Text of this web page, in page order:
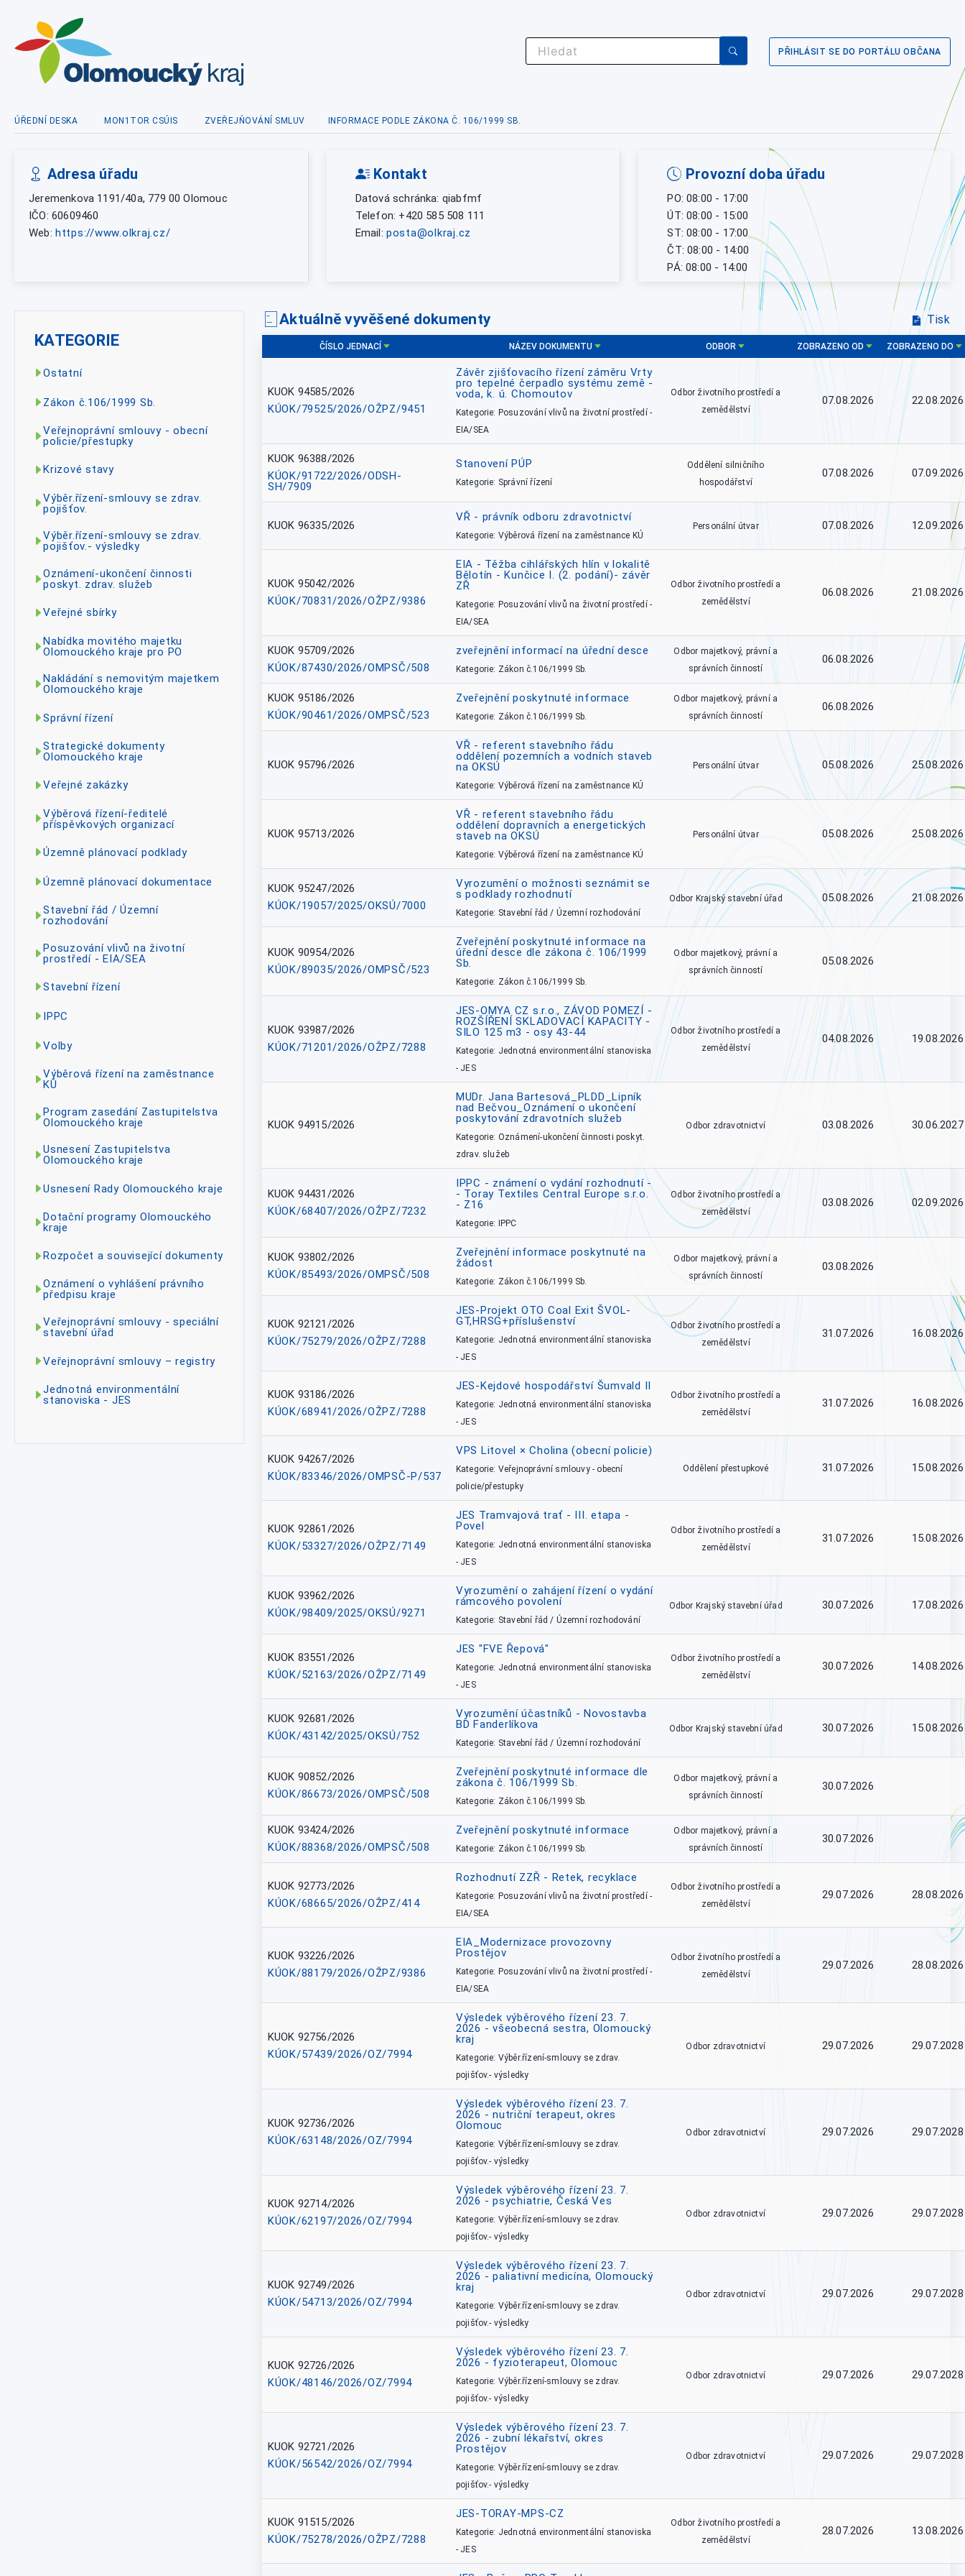
PŘIHLÁSIT SE DO PORTÁLU OBČANA
ÚŘEDNÍ DESKA MON1TOR CSÚIS ZVEŘEJŇOVÁNÍ SMLUV INFORMACE PODLE ZÁKONA Č. 106/1999 SB.
Adresa úřadu
Jeremenkova 1191/40a, 779 00 Olomouc
IČO: 60609460
Web: https://www.olkraj.cz/
Kontakt
Datová schránka: qiabfmf
Telefon: +420 585 508 111
Email: posta@olkraj.cz
Provozní doba úřadu
PO: 08:00 - 17:00
ÚT: 08:00 - 15:00
ST: 08:00 - 17:00
ČT: 08:00 - 14:00
PÁ: 08:00 - 14:00
KATEGORIE
Ostatní
Zákon č.106/1999 Sb.
Veřejnoprávní smlouvy - obecní
policie/přestupky
Krizové stavy
Výběr.řízení-smlouvy se zdrav.
pojišťov.
Výběr.řízení-smlouvy se zdrav.
pojišťov.- výsledky
Oznámení-ukončení činnosti
poskyt. zdrav. služeb
Veřejné sbírky
Nabídka movitého majetku
Olomouckého kraje pro PO
Nakládání s nemovitým majetkem
Olomouckého kraje
Správní řízení
Strategické dokumenty
Olomouckého kraje
Veřejné zakázky
Výběrová řízení-ředitelé
příspěvkových organizací
Územně plánovací podklady
Územně plánovací dokumentace
Stavební řád / Územní
rozhodování
Posuzování vlivů na životní
prostředí - EIA/SEA
Stavební řízení
IPPC
Volby
Výběrová řízení na zaměstnance
KÚ
Program zasedání Zastupitelstva
Olomouckého kraje
Usnesení Zastupitelstva
Olomouckého kraje
Usnesení Rady Olomouckého kraje
Dotační programy Olomouckého
kraje
Rozpočet a související dokumenty
Oznámení o vyhlášení právního
předpisu kraje
Veřejnoprávní smlouvy - speciální
stavební úřad
Veřejnoprávní smlouvy – registry
Jednotná environmentální
stanoviska - JES
Aktuálně vyvěšené dokumenty Tisk
ČÍSLO JEDNACÍ NÁZEV DOKUMENTU ODBOR ZOBRAZENO OD ZOBRAZENO DO
KUOK 94585/2026
KÚOK/79525/2026/OŽPZ/9451
Závěr zjišťovacího řízení záměru Vrty
pro tepelné čerpadlo systému země -
voda, k. ú. Chomoutov
Kategorie: Posuzování vlivů na životní prostředí -
EIA/SEA
Odbor životního prostředí a
zemědělství
07.08.2026 22.08.2026
KUOK 96388/2026
KÚOK/91722/2026/ODSH-
SH/7909
Stanovení PÚP
Kategorie: Správní řízení
Oddělení silničního
hospodářství
07.08.2026 07.09.2026
KUOK 96335/2026
VŘ - právník odboru zdravotnictví
Kategorie: Výběrová řízení na zaměstnance KÚ
Personální útvar 07.08.2026 12.09.2026
KUOK 95042/2026
KÚOK/70831/2026/OŽPZ/9386
EIA - Těžba cihlářských hlín v lokalitě
Bělotín - Kunčice I. (2. podání)- závěr
ZŘ
Kategorie: Posuzování vlivů na životní prostředí -
EIA/SEA
Odbor životního prostředí a
zemědělství
06.08.2026 21.08.2026
KUOK 95709/2026
KÚOK/87430/2026/OMPSČ/508
zveřejnění informací na úřední desce
Kategorie: Zákon č.106/1999 Sb.
Odbor majetkový, právní a
správních činností
06.08.2026
KUOK 95186/2026
KÚOK/90461/2026/OMPSČ/523
Zveřejnění poskytnuté informace
Kategorie: Zákon č.106/1999 Sb.
Odbor majetkový, právní a
správních činností
06.08.2026
KUOK 95796/2026
VŘ - referent stavebního řádu
oddělení pozemních a vodních staveb
na OKSÚ
Kategorie: Výběrová řízení na zaměstnance KÚ
Personální útvar 05.08.2026 25.08.2026
KUOK 95713/2026
VŘ - referent stavebního řádu
oddělení dopravních a energetických
staveb na OKSÚ
Kategorie: Výběrová řízení na zaměstnance KÚ
Personální útvar 05.08.2026 25.08.2026
KUOK 95247/2026
KÚOK/19057/2025/OKSÚ/7000
Vyrozumění o možnosti seznámit se
s podklady rozhodnutí
Kategorie: Stavební řád / Územní rozhodování
Odbor Krajský stavební úřad 05.08.2026 21.08.2026
KUOK 90954/2026
KÚOK/89035/2026/OMPSČ/523
Zveřejnění poskytnuté informace na
úřední desce dle zákona č. 106/1999
Sb.
Kategorie: Zákon č.106/1999 Sb.
Odbor majetkový, právní a
správních činností
05.08.2026
KUOK 93987/2026
KÚOK/71201/2026/OŽPZ/7288
JES-OMYA CZ s.r.o., ZÁVOD POMEZÍ -
ROZŠÍŘENÍ SKLADOVACÍ KAPACITY -
SILO 125 m3 - osy 43-44
Kategorie: Jednotná environmentální stanoviska
- JES
Odbor životního prostředí a
zemědělství
04.08.2026 19.08.2026
KUOK 94915/2026
MUDr. Jana Bartesová_PLDD_Lipník
nad Bečvou_Oznámení o ukončení
poskytování zdravotních služeb
Kategorie: Oznámení-ukončení činnosti poskyt.
zdrav. služeb
Odbor zdravotnictví 03.08.2026 30.06.2027
KUOK 94431/2026
KÚOK/68407/2026/OŽPZ/7232
IPPC - známení o vydání rozhodnutí -
- Toray Textiles Central Europe s.r.o.
- Z16
Kategorie: IPPC
Odbor životního prostředí a
zemědělství
03.08.2026 02.09.2026
KUOK 93802/2026
KÚOK/85493/2026/OMPSČ/508
Zveřejnění informace poskytnuté na
žádost
Kategorie: Zákon č.106/1999 Sb.
Odbor majetkový, právní a
správních činností
03.08.2026
KUOK 92121/2026
KÚOK/75279/2026/OŽPZ/7288
JES-Projekt OTO Coal Exit ŠVOL-
GT,HRSG+příslušenství
Kategorie: Jednotná environmentální stanoviska
- JES
Odbor životního prostředí a
zemědělství
31.07.2026 16.08.2026
KUOK 93186/2026
KÚOK/68941/2026/OŽPZ/7288
JES-Kejdové hospodářství Šumvald II
Kategorie: Jednotná environmentální stanoviska
- JES
Odbor životního prostředí a
zemědělství
31.07.2026 16.08.2026
KUOK 94267/2026
KÚOK/83346/2026/OMPSČ-P/537
VPS Litovel × Cholina (obecní policie)
Kategorie: Veřejnoprávní smlouvy - obecní
policie/přestupky
Oddělení přestupkové 31.07.2026 15.08.2026
KUOK 92861/2026
KÚOK/53327/2026/OŽPZ/7149
JES Tramvajová trať - III. etapa -
Povel
Kategorie: Jednotná environmentální stanoviska
- JES
Odbor životního prostředí a
zemědělství
31.07.2026 15.08.2026
KUOK 93962/2026
KÚOK/98409/2025/OKSÚ/9271
Vyrozumění o zahájení řízení o vydání
rámcového povolení
Kategorie: Stavební řád / Územní rozhodování
Odbor Krajský stavební úřad 30.07.2026 17.08.2026
KUOK 83551/2026
KÚOK/52163/2026/OŽPZ/7149
JES "FVE Řepová"
Kategorie: Jednotná environmentální stanoviska
- JES
Odbor životního prostředí a
zemědělství
30.07.2026 14.08.2026
KUOK 92681/2026
KÚOK/43142/2025/OKSÚ/752
Vyrozumění účastníků - Novostavba
BD Fanderlíkova
Kategorie: Stavební řád / Územní rozhodování
Odbor Krajský stavební úřad 30.07.2026 15.08.2026
KUOK 90852/2026
KÚOK/86673/2026/OMPSČ/508
Zveřejnění poskytnuté informace dle
zákona č. 106/1999 Sb.
Kategorie: Zákon č.106/1999 Sb.
Odbor majetkový, právní a
správních činností
30.07.2026
KUOK 93424/2026
KÚOK/88368/2026/OMPSČ/508
Zveřejnění poskytnuté informace
Kategorie: Zákon č.106/1999 Sb.
Odbor majetkový, právní a
správních činností
30.07.2026
KUOK 92773/2026
KÚOK/68665/2026/OŽPZ/414
Rozhodnutí ZZŘ - Retek, recyklace
Kategorie: Posuzování vlivů na životní prostředí -
EIA/SEA
Odbor životního prostředí a
zemědělství
29.07.2026 28.08.2026
KUOK 93226/2026
KÚOK/88179/2026/OŽPZ/9386
EIA_Modernizace provozovny
Prostějov
Kategorie: Posuzování vlivů na životní prostředí -
EIA/SEA
Odbor životního prostředí a
zemědělství
29.07.2026 28.08.2026
KUOK 92756/2026
KÚOK/57439/2026/OZ/7994
Výsledek výběrového řízení 23. 7.
2026 - všeobecná sestra, Olomoucký
kraj
Kategorie: Výběr.řízení-smlouvy se zdrav.
pojišťov.- výsledky
Odbor zdravotnictví 29.07.2026 29.07.2028
KUOK 92736/2026
KÚOK/63148/2026/OZ/7994
Výsledek výběrového řízení 23. 7.
2026 - nutriční terapeut, okres
Olomouc
Kategorie: Výběr.řízení-smlouvy se zdrav.
pojišťov.- výsledky
Odbor zdravotnictví 29.07.2026 29.07.2028
KUOK 92714/2026
KÚOK/62197/2026/OZ/7994
Výsledek výběrového řízení 23. 7.
2026 - psychiatrie, Česká Ves
Kategorie: Výběr.řízení-smlouvy se zdrav.
pojišťov.- výsledky
Odbor zdravotnictví 29.07.2026 29.07.2028
KUOK 92749/2026
KÚOK/54713/2026/OZ/7994
Výsledek výběrového řízení 23. 7.
2026 - paliativní medicína, Olomoucký
kraj
Kategorie: Výběr.řízení-smlouvy se zdrav.
pojišťov.- výsledky
Odbor zdravotnictví 29.07.2026 29.07.2028
KUOK 92726/2026
KÚOK/48146/2026/OZ/7994
Výsledek výběrového řízení 23. 7.
2026 - fyzioterapeut, Olomouc
Kategorie: Výběr.řízení-smlouvy se zdrav.
pojišťov.- výsledky
Odbor zdravotnictví 29.07.2026 29.07.2028
KUOK 92721/2026
KÚOK/56542/2026/OZ/7994
Výsledek výběrového řízení 23. 7.
2026 - zubní lékařství, okres
Prostějov
Kategorie: Výběr.řízení-smlouvy se zdrav.
pojišťov.- výsledky
Odbor zdravotnictví 29.07.2026 29.07.2028
KUOK 91515/2026
KÚOK/75278/2026/OŽPZ/7288
JES-TORAY-MPS-CZ
Kategorie: Jednotná environmentální stanoviska
- JES
Odbor životního prostředí a
zemědělství
28.07.2026 13.08.2026